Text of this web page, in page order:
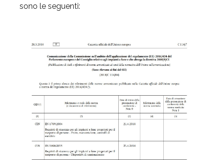
sono le seguenti: